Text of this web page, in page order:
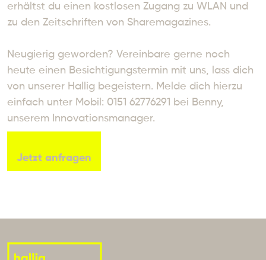
erhältst du einen kostlosen Zugang zu WLAN und
zu den Zeitschriften von Sharemagazines.
Neugierig geworden? Vereinbare gerne noch
heute einen Besichtigungstermin mit uns, lass dich
von unserer Hallig begeistern. Melde dich hierzu
einfach unter Mobil: 0151 62776291 bei Benny,
unserem Innovationsmanager.
Jetzt anfragen